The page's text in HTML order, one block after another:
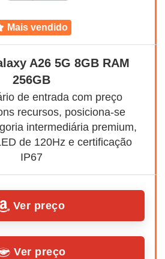
mais vendido
A26 5G 8GB RAM
256GB
de entrada com preço
recursos, posiciona-se
intermediária premium,
de 120Hz e certificação
IP67
Ver preço
Ver preço